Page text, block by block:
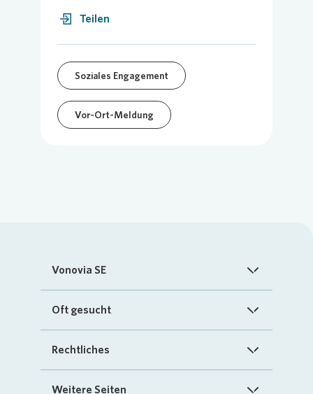
Teilen
Soziales Engagement
Vor-Ort-Meldung
Vonovia SE
Startseite
Investoren
Oft gesucht
FAQ
Rechtliches
Impressum
Weitere Seiten